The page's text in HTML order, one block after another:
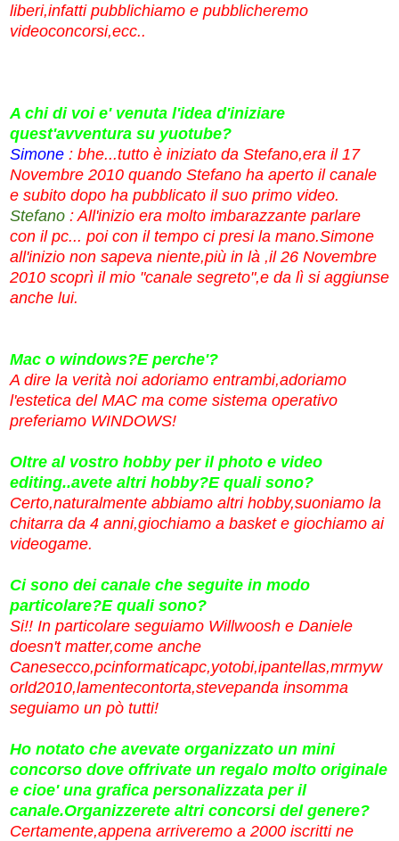
liberi,infatti pubblichiamo e pubblicheremo
videoconcorsi,ecc..
A chi di voi e' venuta l'idea d'iniziare
quest'avventura su yuotube?
Simone : bhe...tutto è iniziato da Stefano,era il 17
Novembre 2010 quando Stefano ha aperto il canale
e subito dopo ha pubblicato il suo primo video.
Stefano : All'inizio era molto imbarazzante parlare
con il pc... poi con il tempo ci presi la mano.Simone
all'inizio non sapeva niente,più in là ,il 26 Novembre
2010 scoprì il mio "canale segreto",e da lì si aggiunse
anche lui.
Mac o windows?E perche'?
A dire la verità noi adoriamo entrambi,adoriamo
l'estetica del MAC ma come sistema operativo
preferiamo WINDOWS!
Oltre al vostro hobby per il photo e video
editing..avete altri hobby?E quali sono?
Certo,naturalmente abbiamo altri hobby,suoniamo la
chitarra da 4 anni,giochiamo a basket e giochiamo ai
videogame.
Ci sono dei canale che seguite in modo
particolare?E quali sono?
Si!! In particolare seguiamo Willwoosh e Daniele
doesn't matter,come anche
Canesecco,pcinformaticapc,yotobi,ipantellas,mrmyw
orld2010,lamentecontorta,stevepanda insomma
seguiamo un pò tutti!
Ho notato che avevate organizzato un mini
concorso dove offrivate un regalo molto originale
e cioe' una grafica personalizzata per il
canale.Organizzerete altri concorsi del genere?
Certamente,appena arriveremo a 2000 iscritti ne